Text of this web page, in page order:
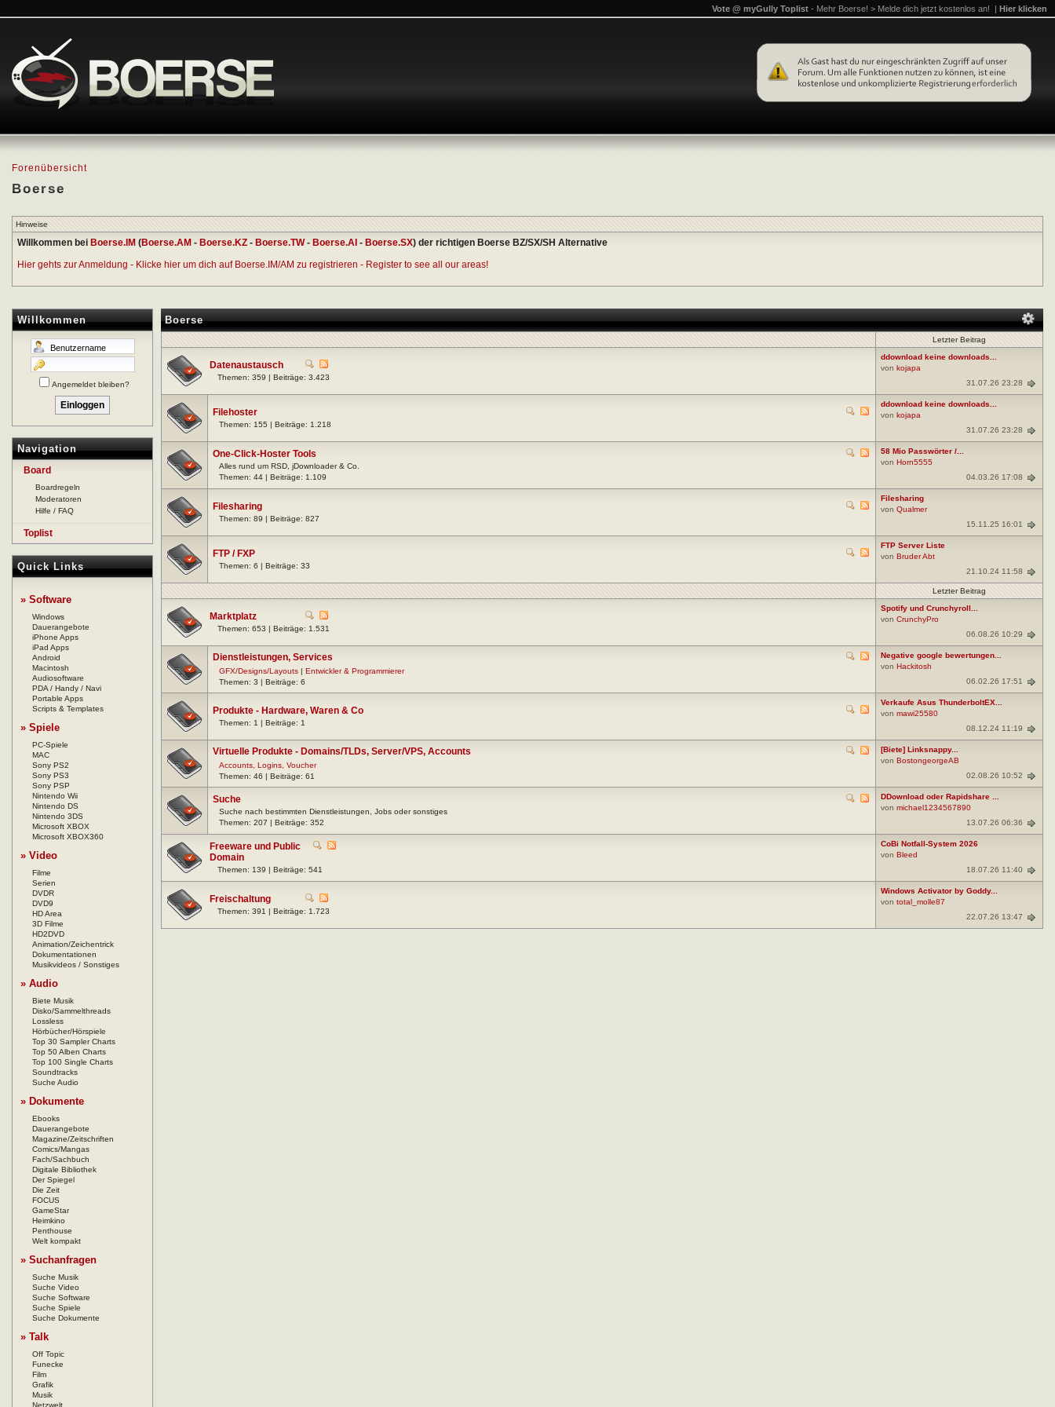
Forenübersicht
Boerse
Vote @ myGully Toplist - Mehr Boerse! > Melde dich jetzt kostenlos an! | Hier klicken
Hinweise
Willkommen bei Boerse.IM (Boerse.AM - Boerse.KZ - Boerse.TW- Boerse.AI - Boerse.SX) der richtigen Boerse BZ/SX/SH Alternative
Hier gehts zur Anmeldung - Klicke hier um dich auf Boerse.IM/AM zu registrieren - Register to see all our areas!
Willkommen
Angemeldet bleiben?
Navigation
Board
Boardregeln
Moderatoren
Hilfe / FAQ
Toplist
Quick Links
» Software
Windows
Dauerangebote
iPhone Apps
iPad Apps
Android
Macintosh
Audiosoftware
PDA / Handy / Navi
Portable Apps
Scripts & Templates
» Spiele
PC-Spiele
MAC
Sony PS2
Sony PS3
Sony PSP
Nintendo Wii
Nintendo DS
Nintendo 3DS
Microsoft XBOX
Microsoft XBOX360
» Video
Filme
Serien
DVDR
DVD9
HD Area
3D Filme
HD2DVD
Animation/Zeichentrick
Dokumentationen
Musikvideos / Sonstiges
» Audio
Biete Musik
Disko/Sammelthreads
Lossless
Hörbücher/Hörspiele
Top 30 Sampler Charts
Top 50 Alben Charts
Top 100 Single Charts
Soundtracks
Suche Audio
» Dokumente
Ebooks
Dauerangebote
Magazine/Zeitschriften
Comics/Mangas
Fach/Sachbuch
Digitale Bibliothek
Der Spiegel
Die Zeit
FOCUS
GameStar
Heimkino
Penthouse
Welt kompakt
» Suchanfragen
Suche Musik
Suche Video
Suche Software
Suche Spiele
Suche Dokumente
» Talk
Off Topic
Funecke
Film
Grafik
Musik
Boerse
Letzter Beitrag
Datenaustausch
Themen: 359 | Beiträge: 3.423
ddownload keine downloads...
von kojapa
31.07.26 23:28
Filehoster
Themen: 155 | Beiträge: 1.218
ddownload keine downloads...
von kojapa
31.07.26 23:28
One-Click-Hoster Tools
Alles rund um RSD, jDownloader & Co.
Themen: 44 | Beiträge: 1.109
58 Mio Passwörter /...
von Horn5555
04.03.26 17:08
Filesharing
Themen: 89 | Beiträge: 827
Filesharing
von Qualmer
15.11.25 16:01
FTP / FXP
Themen: 6 | Beiträge: 33
FTP Server Liste
von Bruder Abt
21.10.24 11:58
Letzter Beitrag
Marktplatz
Themen: 653 | Beiträge: 1.531
Spotify und Crunchyroll...
von CrunchyPro
06.08.26 10:29
Dienstleistungen, Services
GFX/Designs/Layouts
Entwickler & Programmierer
Themen: 3 | Beiträge: 6
Negative google bewertungen...
von Hackitosh
06.02.26 17:51
Produkte - Hardware, Waren & Co
Themen: 1 | Beiträge: 1
Verkaufe Asus ThunderboltEX...
von mawi25580
08.12.24 11:19
Virtuelle Produkte - Domains/TLDs, Server/VPS, Accounts
Accounts, Logins, Voucher
Themen: 46 | Beiträge: 61
[Biete] Linksnappy...
von BostongeorgeAB
02.08.26 10:52
Suche
Suche nach bestimmten Dienstleistungen, Jobs oder sonstiges
Themen: 207 | Beiträge: 352
DDownload oder Rapidshare ...
von michael1234567890
13.07.26 06:36
Freeware und Public
Domain
Themen: 139 | Beiträge: 541
CoBi Notfall-System 2026
von Bleed
18.07.26 11:40
Freischaltung
Themen: 391 | Beiträge: 1.723
Windows Activator by Goddy...
von total_molle87
22.07.26 13:47